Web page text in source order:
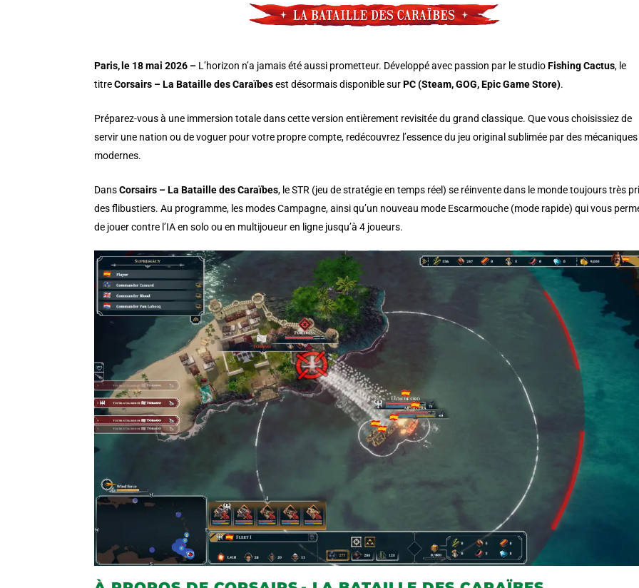
Paris, le 18 mai 2026 – L’horizon n’a jamais été aussi prometteur. Développé avec passion par le studioFishing Cactus, le
titreCorsairs – La Bataille des Caraïbesest désormais disponible surPC (Steam, GOG, Epic Game Store).
Préparez-vous à une immersion totale dans cette version entièrement revisitée du grand classique. Que vous choisissiez de
servir une nation ou de voguer pour votre propre compte, redécouvrez l’essence du jeu original sublimée par des mécaniques
modernes.
DansCorsairs – La Bataille des Caraïbes, le STR (jeu de stratégie en temps réel) se réinvente dans le monde toujours très
des flibustiers. Au programme, les modes Campagne, ainsi qu’un nouveau mode Escarmouche (mode rapide) qui vous
de jouer contre l’IA en solo ou en multijoueur en ligne jusqu’à 4 joueurs.